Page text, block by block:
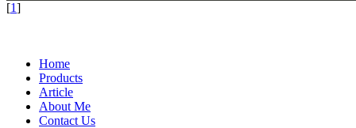
[1]
Home
Products
Article
About Me
Contact Us